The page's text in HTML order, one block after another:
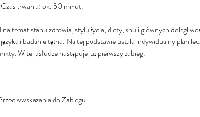
Czas trwania: ok. 50 minut.
temat stanu zdrowia, stylu życia, diety, snu i głównych
i badanie tętna. Na tej podstawie ustala indywidualny plan
W tej usłudze następuje już pierwszy zabieg.
___
do Zabiegu